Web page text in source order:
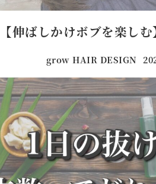
【伸ばしかけボブを楽しむ
grow HAIR DESIGN 投